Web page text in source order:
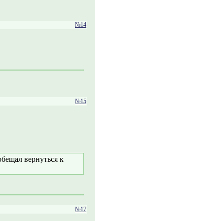
№14
№15
вернуться к
№17